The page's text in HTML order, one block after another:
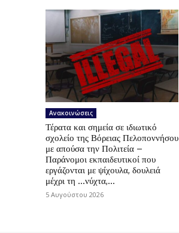
Ανακοινώσεις
Τέρατα και σημεία σε ιδιωτικό
σχολείο της Βόρειας Πελοποννήσου
με απούσα την Πολιτεία –
Παράνομοι εκπαιδευτικοί που
εργάζονται με ψίχουλα, δουλειά
μέχρι τη …νύχτα,...
5 Αυγούστου 2026